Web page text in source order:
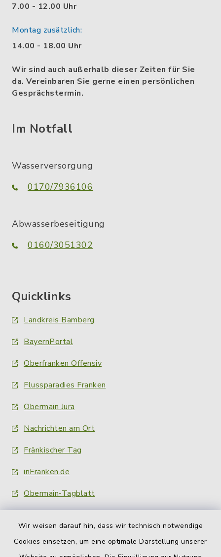
Wir weisen darauf hin, dass wir technisch notwendige
Cookies einsetzen, um eine optimale Darstellung unserer
7.00 - 12.00 Uhr
Montag zusätzlich:
14.00 - 18.00 Uhr
Wir sind auch außerhalb dieser Zeiten für Sie
da. Vereinbaren Sie gerne einen persönlichen
Gesprächstermin.
Im Notfall
Wasserversorgung
0170/7936106
Abwasserbeseitigung
0160/3051302
Quicklinks
Landkreis Bamberg
BayernPortal
Oberfranken Offensiv
Flussparadies Franken
Obermain Jura
Nachrichten am Ort
Fränkischer Tag
inFranken.de
Obermain-Tagblatt